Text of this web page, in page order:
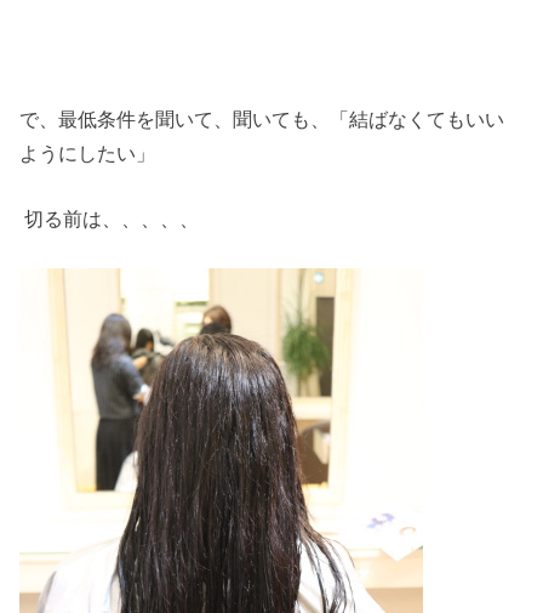
で、最低条件を聞いて、聞いても、「結ばなくてもいい
ようにしたい」
切る前は、、、、、